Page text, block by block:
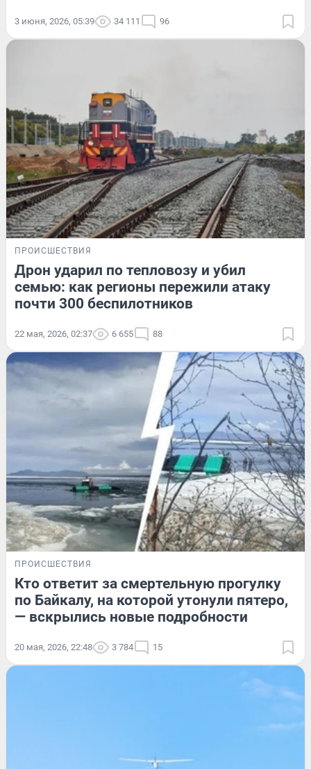
3 июня, 2026, 05:39 34 111 96
ПРОИСШЕСТВИЯ
Дрон ударил по тепловозу и убил
семью: как регионы пережили атаку
почти 300 беспилотников
22 мая, 2026, 02:37 6 655 88
ПРОИСШЕСТВИЯ
Кто ответит за смертельную прогулку
по Байкалу, на которой утонули пятеро,
— вскрылись новые подробности
20 мая, 2026, 22:48 3 784 15